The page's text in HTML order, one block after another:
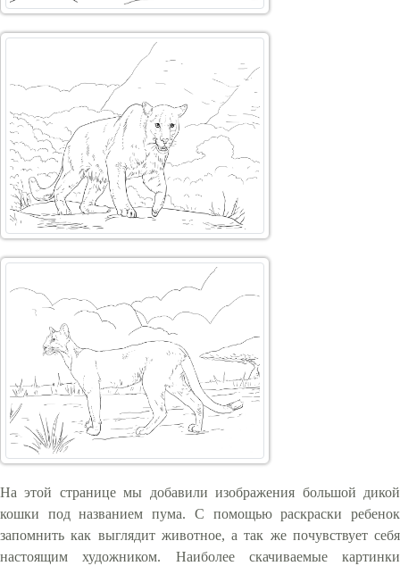
На этой странице мы добавили изображения большой дикой
кошки под названием пума. С помощью раскраски ребенок
запомнить как выглядит животное, а так же почувствует себя
настоящим художником. Наиболее скачиваемые картинки